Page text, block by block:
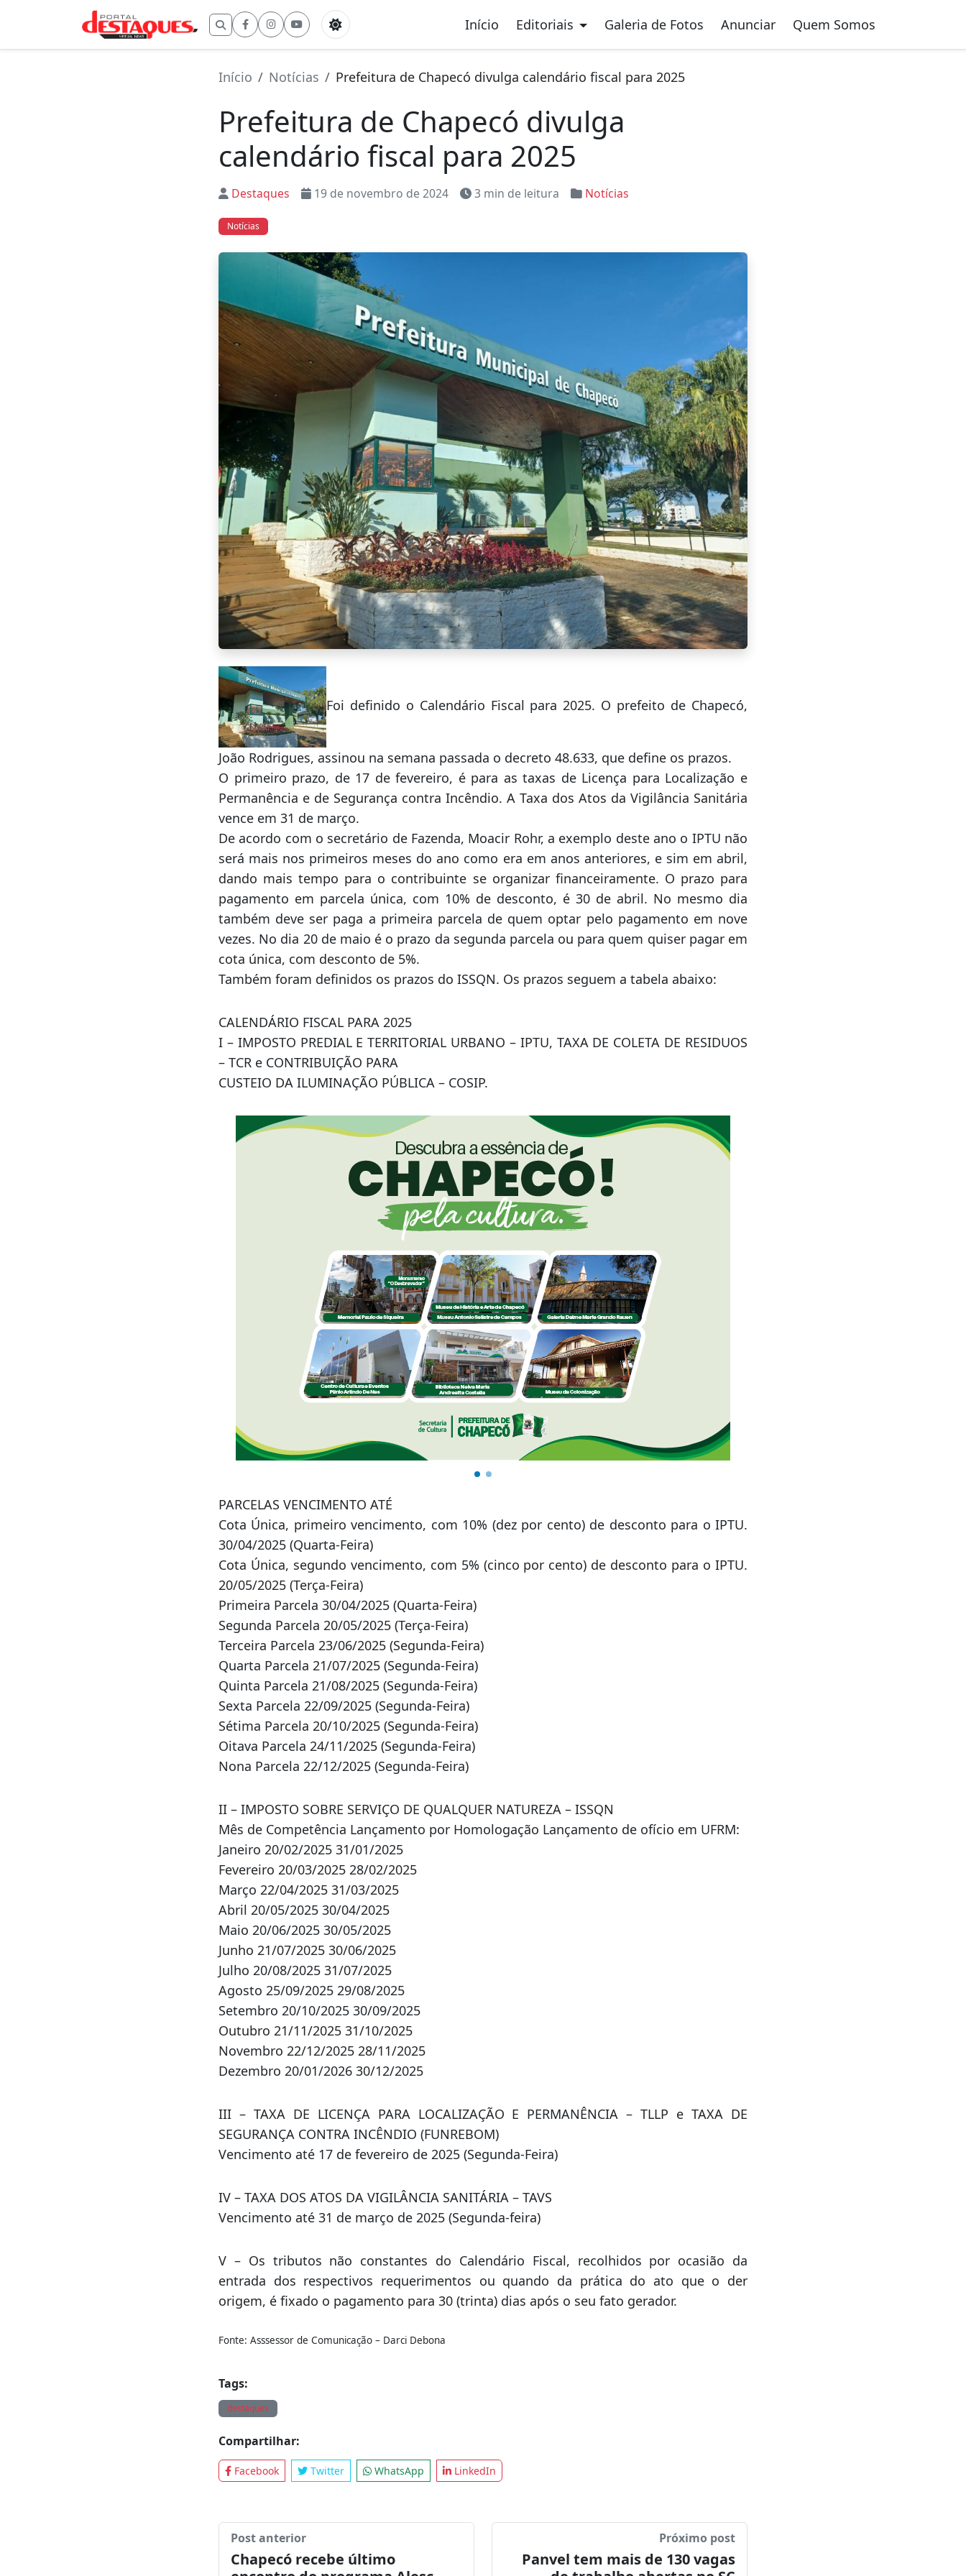
Buscar por: Início Editoriais Galeria de Fotos Anunciar Quem Somos
Início Notícias Prefeitura de Chapecó divulga calendário fiscal para 2025
Prefeitura de Chapecó divulga
calendário fiscal para 2025
Destaques 19 de novembro de 2024 3 min de leitura Notícias
Notícias
Foi definido o Calendário Fiscal para 2025. O prefeito de Chapecó,
João Rodrigues, assinou na semana passada o decreto 48.633, que define os prazos.
O primeiro prazo, de 17 de fevereiro, é para as taxas de Licença para Localização e
Permanência e de Segurança contra Incêndio. A Taxa dos Atos da Vigilância Sanitária
vence em 31 de março.
De acordo com o secretário de Fazenda, Moacir Rohr, a exemplo deste ano o IPTU não
será mais nos primeiros meses do ano como era em anos anteriores, e sim em abril,
dando mais tempo para o contribuinte se organizar financeiramente. O prazo para
pagamento em parcela única, com 10% de desconto, é 30 de abril. No mesmo dia
também deve ser paga a primeira parcela de quem optar pelo pagamento em nove
vezes. No dia 20 de maio é o prazo da segunda parcela ou para quem quiser pagar em
cota única, com desconto de 5%.
Também foram definidos os prazos do ISSQN. Os prazos seguem a tabela abaixo:
CALENDÁRIO FISCAL PARA 2025
I – IMPOSTO PREDIAL E TERRITORIAL URBANO – IPTU, TAXA DE COLETA DE RESIDUOS
– TCR e CONTRIBUIÇÃO PARA
CUSTEIO DA ILUMINAÇÃO PÚBLICA – COSIP.
Cota Única, primeiro vencimento, com 10% (dez por cento) de desconto para o IPTU.
30/04/2025 (Quarta-Feira)
Cota Única, segundo vencimento, com 5% (cinco por cento) de desconto para o IPTU.
Primeira Parcela 30/04/2025 (Quarta-Feira)
Segunda Parcela 20/05/2025 (Terça-Feira)
Terceira Parcela 23/06/2025 (Segunda-Feira)
Quarta Parcela 21/07/2025 (Segunda-Feira)
Quinta Parcela 21/08/2025 (Segunda-Feira)
Sexta Parcela 22/09/2025 (Segunda-Feira)
Sétima Parcela 20/10/2025 (Segunda-Feira)
Oitava Parcela 24/11/2025 (Segunda-Feira)
Nona Parcela 22/12/2025 (Segunda-Feira)
II – IMPOSTO SOBRE SERVIÇO DE QUALQUER NATUREZA – ISSQN
Mês de Competência Lançamento por Homologação Lançamento de ofício em UFRM:
Janeiro 20/02/2025 31/01/2025
Fevereiro 20/03/2025 28/02/2025
Abril 20/05/2025 30/04/2025
Maio 20/06/2025 30/05/2025
Junho 21/07/2025 30/06/2025
Julho 20/08/2025 31/07/2025
Agosto 25/09/2025 29/08/2025
Setembro 20/10/2025 30/09/2025
Outubro 21/11/2025 31/10/2025
Novembro 22/12/2025 28/11/2025
Dezembro 20/01/2026 30/12/2025
III – TAXA DE LICENÇA PARA LOCALIZAÇÃO E PERMANÊNCIA – TLLP e TAXA DE
SEGURANÇA CONTRA INCÊNDIO (FUNREBOM)
Vencimento até 17 de fevereiro de 2025 (Segunda-Feira)
Vencimento até 31 de março de 2025 (Segunda-feira)
V – Os tributos não constantes do Calendário Fiscal, recolhidos por ocasião da
entrada dos respectivos requerimentos ou quando da prática do ato que o der
origem, é fixado o pagamento para 30 (trinta) dias após o seu fato gerador.
Tags:
Compartilhar:
Post anterior
Chapecó recebe último
encontro do programa Alesc
Leia também